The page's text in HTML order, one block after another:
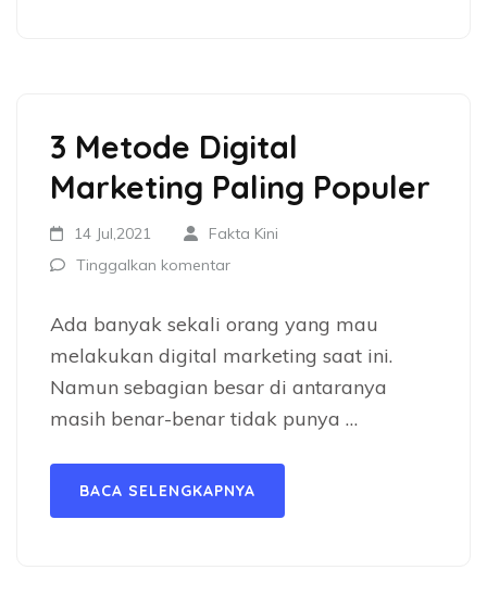
3 Metode Digital
Marketing Paling Populer
14 Jul,2021
Fakta Kini
Tinggalkan komentar
Ada banyak sekali orang yang mau
melakukan digital marketing saat ini.
Namun sebagian besar di antaranya
masih benar-benar tidak punya …
BACA SELENGKAPNYA